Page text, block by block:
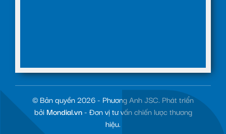
© Bản quyền 2026 - Phương Anh JSC. Phát triển
bởi Mondial.vn- Đơn vị tư vấn chiến lược thương
hiệu.